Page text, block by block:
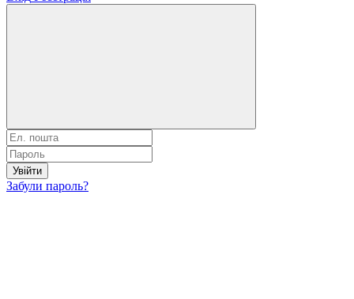
Увійти
Забули пароль?